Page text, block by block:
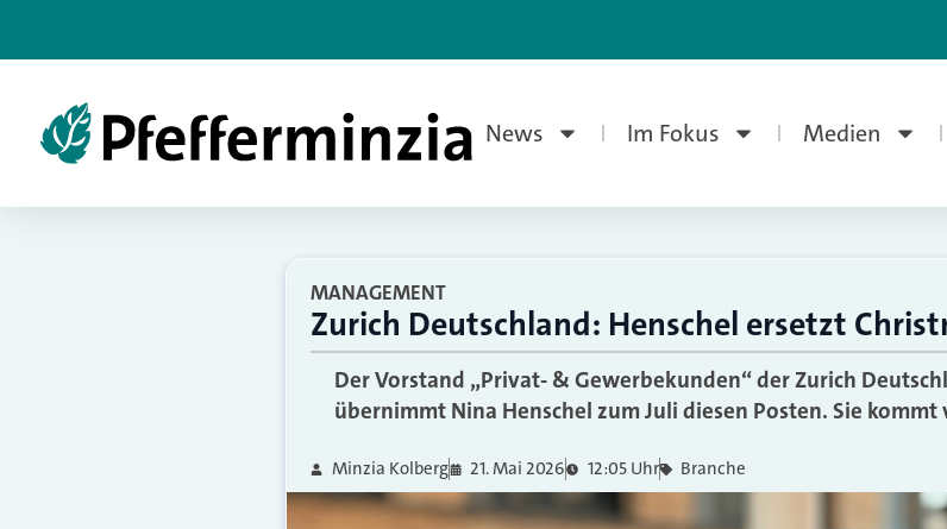
News Im Fokus Medien
MANAGEMENT
Zurich Deutschland: Henschel ersetzt
Der Vorstand „Privat- & Gewerbekunden“ der Zurich
übernimmt Nina Henschel zum Juli diesen Posten. Sie
Minzia Kolberg 21. Mai 2026 12:05 Uhr Branche